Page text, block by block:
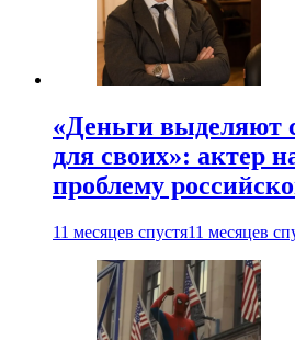
«Деньги выделяют
для своих»: актер
проблему
11 месяцев спустя11 месяцев